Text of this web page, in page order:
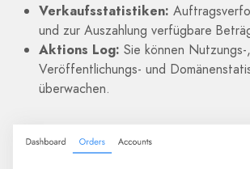
Verkaufsstatistiken:
und zur Auszahlung verfügbare
Aktions Log: Sie können Nutzungs-,
Veröffentlichungs- und
überwachen.